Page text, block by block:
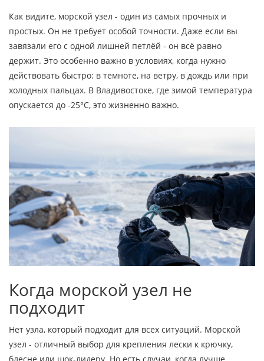
Как видите, морской узел - один из самых прочных и
простых. Он не требует особой точности. Даже если вы
завязали его с одной лишней петлёй - он всё равно
держит. Это особенно важно в условиях, когда нужно
действовать быстро: в темноте, на ветру, в дождь или при
холодных пальцах. В Владивостоке, где зимой температура
опускается до -25°C, это жизненно важно.
Когда морской узел не
подходит
Нет узла, который подходит для всех ситуаций. Морской
узел - отличный выбор для крепления лески к крючку,